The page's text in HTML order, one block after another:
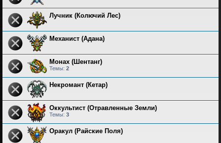
Лучник (Колючий Лес)
Механист (Адана)
Монах (Шентанг)
Темы: 2
Некромант (Кетар)
Оккультист (Отравленные Земли)
Темы: 3
Оракул (Райские Поля)